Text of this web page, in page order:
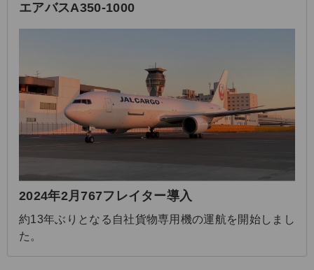
エアバスA350-1000
2024年2月767フレイター導入
約13年ぶりとなる自社貨物専用機の運航を開始しまし
た。